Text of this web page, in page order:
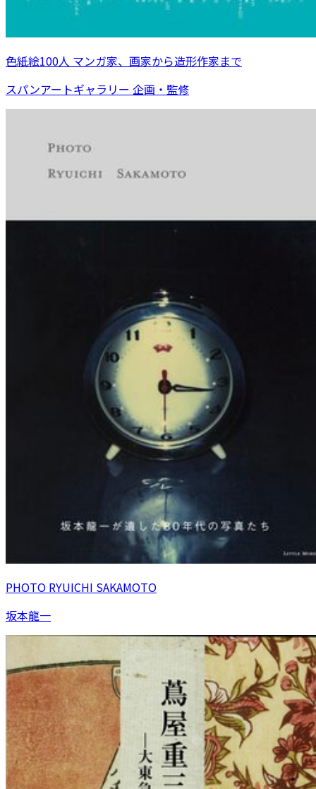
色紙絵100人 マンガ家、画家から造形作家まで
スパンアートギャラリー 企画・監修
PHOTO RYUICHI SAKAMOTO
坂本龍一